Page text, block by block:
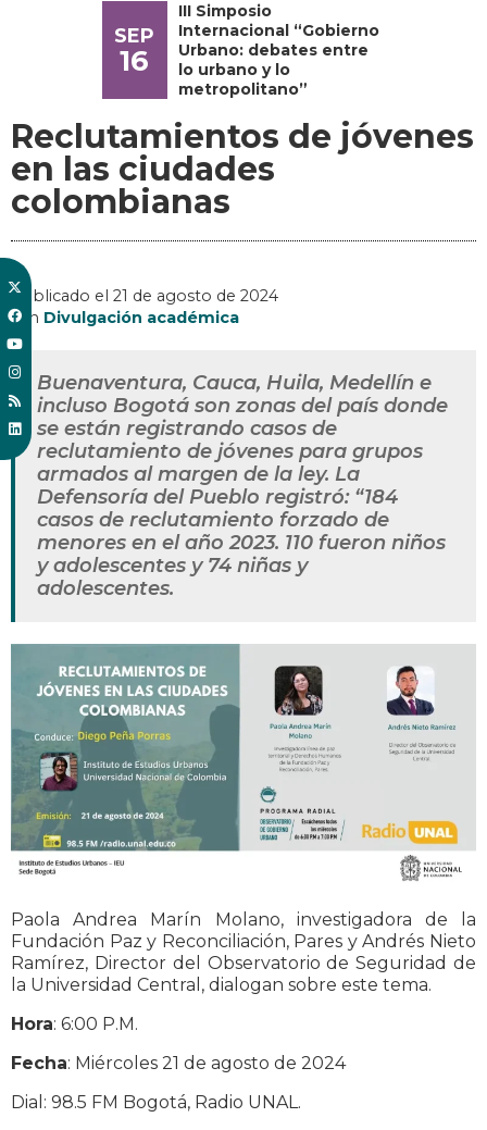
SEP
16
III Simposio
Internacional “Gobierno
Urbano: debates entre
lo urbano y lo
metropolitano”
Reclutamientos de jóvenes
en las ciudades
colombianas
Publicado el 21 de agosto de 2024
, en Divulgación académica
Buenaventura, Cauca, Huila, Medellín e
incluso Bogotá son zonas del país donde
se están registrando casos de
reclutamiento de jóvenes para grupos
armados al margen de la ley. La
Defensoría del Pueblo registró: “184
casos de reclutamiento forzado de
menores en el año 2023. 110 fueron niños
y adolescentes y 74 niñas y
adolescentes.
Paola Andrea Marín Molano, investigadora de la
Fundación Paz y Reconciliación, Pares y Andrés Nieto
Ramírez, Director del Observatorio de Seguridad de
la Universidad Central, dialogan sobre este tema.
Hora: 6:00 P.M.
Fecha: Miércoles 21 de agosto de 2024
Dial: 98.5 FM Bogotá, Radio UNAL.